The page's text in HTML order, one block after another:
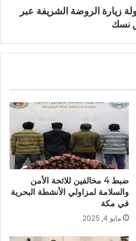
زيارة الروضة الشريفة عبر
نسك
ضبط 4 مخالفين للائحة الأمن
والسلامة لمزاولي الأنشطة البحرية
في مكة
مايو 4, 2025